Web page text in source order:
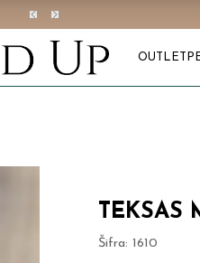
OUTLET
TEKSAS
Šifra: 1610